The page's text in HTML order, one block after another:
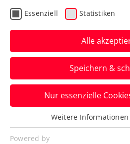
NÖ Open
EVN: Ein
allein zu Hause
Fünf Österreicher starten
Challenger in Tulln in
sieben stehen bereits im
Verfasst von: Presseaussendung /
Essenziell Statistiken
Alle
Speichern &
Nur essenzielle
Essenziell
Essenzielle Cookies werden für
Weitere
Powered by